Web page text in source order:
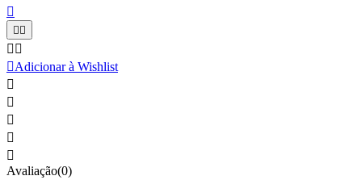

 
 
Adicionar à Wishlist





Avaliação(0)